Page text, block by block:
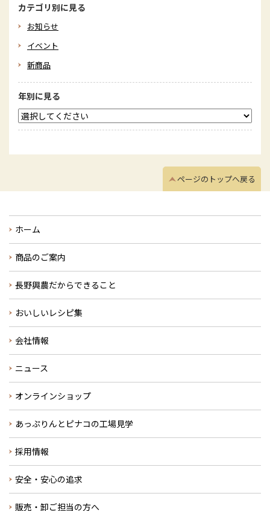
カテゴリ別に見る
お知らせ
イベント
新商品
年別に見る
ページのトップへ戻る
ホーム
商品のご案内
長野興農だからできること
おいしいレシピ集
会社情報
ニュース
オンラインショップ
あっぷりんとピナコの工場見学
採用情報
安全・安心の追求
販売・卸ご担当の方へ